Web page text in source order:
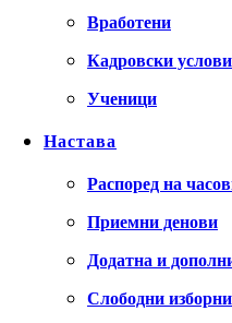
Вработени
Кадровски услови
Ученици
Настава
Распоред на
Приемни денови
Додатна и
Слободни